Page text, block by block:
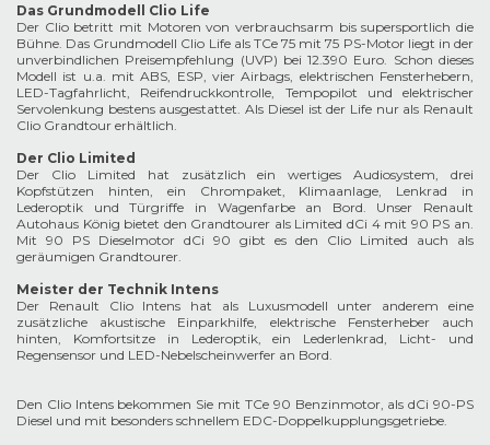
Das Grundmodell Clio Life
Der Clio betritt mit Motoren von verbrauchsarm bis supersportlich die
Bühne. Das Grundmodell Clio Life als TCe 75 mit 75 PS-Motor liegt in der
unverbindlichen Preisempfehlung (UVP) bei 12.390 Euro. Schon dieses
Modell ist u.a. mit ABS, ESP, vier Airbags, elektrischen Fensterhebern,
LED-Tagfahrlicht, Reifendruckkontrolle, Tempopilot und elektrischer
Servolenkung bestens ausgestattet. Als Diesel ist der Life nur als Renault
Clio Grandtour erhältlich.
Der Clio Limited
Der Clio Limited hat zusätzlich ein wertiges Audiosystem, drei
Kopfstützen hinten, ein Chrompaket, Klimaanlage, Lenkrad in
Lederoptik und Türgriffe in Wagenfarbe an Bord. Unser Renault
Autohaus König bietet den Grandtourer als Limited dCi 4 mit 90 PS an.
Mit 90 PS Dieselmotor dCi 90 gibt es den Clio Limited auch als
geräumigen Grandtourer.
Meister der Technik Intens
Der Renault Clio Intens hat als Luxusmodell unter anderem eine
zusätzliche akustische Einparkhilfe, elektrische Fensterheber auch
hinten, Komfortsitze in Lederoptik, ein Lederlenkrad, Licht- und
Regensensor und LED-Nebelscheinwerfer an Bord.
Den Clio Intens bekommen Sie mit TCe 90 Benzinmotor, als dCi 90-PS
Diesel und mit besonders schnellem EDC-Doppelkupplungsgetriebe.